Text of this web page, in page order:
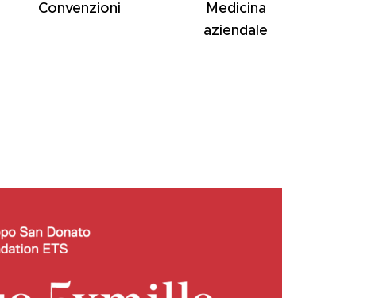
Convenzioni
Medicina
aziendale